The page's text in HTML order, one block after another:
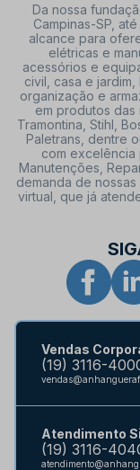
Da nossa
Campinas-SP,
alcance para
elétricas e
acessórios e
civil, casa e
organização e
em produtos das
Tramontina, Stihl,
Paletrans, dentre
com excelência
Manutenções,
demanda de
virtual, que já
Vendas
(19) 3116-
Atendimento
(19) 3116-